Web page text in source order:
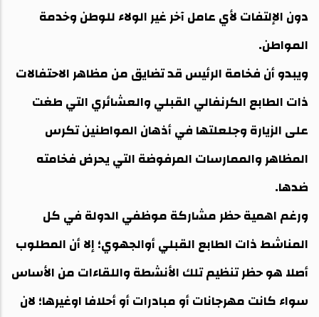
دون الإلتفات لأي عامل آخر غير الولاء للوطن وخدمة
المواطن.
ويبدو أن فخامة الرئيس قد تضايق من مظاهر الاحتفالات
ذات الطابع الكرنفالي القبلي والعشائري التي طغت
على الزيارة وجلعلتها في أذهان المواطنين تكرس
المظاهر والممارسات المرفوضة التي يحرض فخامته
ضدها.
ورغم اهمية حظر مشاركة موظفي الدولة في كل
المناشط ذات الطابع القبلي أوالجهوي؛ إلا أن المطلوب
أصلا هو حظر تنظيم تلك الأنشطة واللقاءات من الأساس
سواء كانت مهرجانات أو مبادرات أو أحلافا اوغيرها؛ لان